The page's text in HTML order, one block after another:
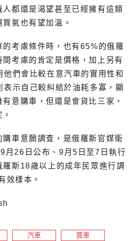
都還是渴望甚至已經擁有這類
氣也有望加溫。
的考慮條件時，也有65%的俄羅
考慮的肯定是價格，加上另有
們會比較在意汽車的實用性和
表示自己較糾結於油耗多寡，顯
意購車，但還是會貨比三家，
車意願調查，是俄羅斯官媒衛
月26日公布、9月5日至7日執行
斯18歲以上的成年民眾進行調
效樣本。
汽車 買車